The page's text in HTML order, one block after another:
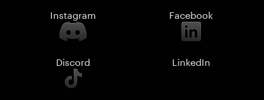
Instagram Facebook
Discord LinkedIn